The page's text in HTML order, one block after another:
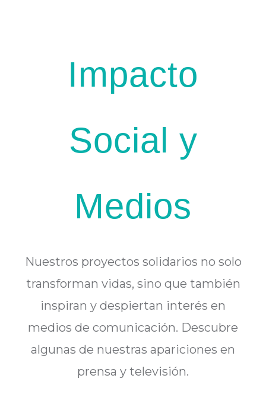
Impacto
Social y
Medios
Nuestros proyectos solidarios no solo
transforman vidas, sino que también
inspiran y despiertan interés en
medios de comunicación. Descubre
algunas de nuestras apariciones en
prensa y televisión.